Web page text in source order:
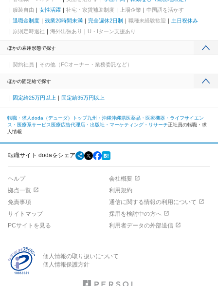
服装自由
女性活躍 社宅・家賃補助制度 上場企業
中国語を活かす
退職金制度
残業20時間未満 完全週休2日制 職種未経験歓迎
土日祝休み
原則定時退社
海外出張あり U・Iターン支援あり
ほかの雇用形態で探す
契約社員 その他（FCオーナー・業務委託など）
ほかの固定給で探す
固定給25万円以上 固定給35万円以上
転職・求人doda（デューダ）トップ九州・沖縄沖縄県医薬品・医療機器・ライフサイエン
ス・医療系サービス 医療広告代理店・出版社・マーケティング・リサーチ正社員の転職・求
人情報
転職サイト dodaをシェア
ヘルプ
会社概要
拠点一覧
利用規約
免責事項
通信に関する情報の利用について
サイトマップ
採用を検討中の方へ
PCサイトを見る
利用者データの外部送信
個人情報の取り扱いについて
個人情報保護方針